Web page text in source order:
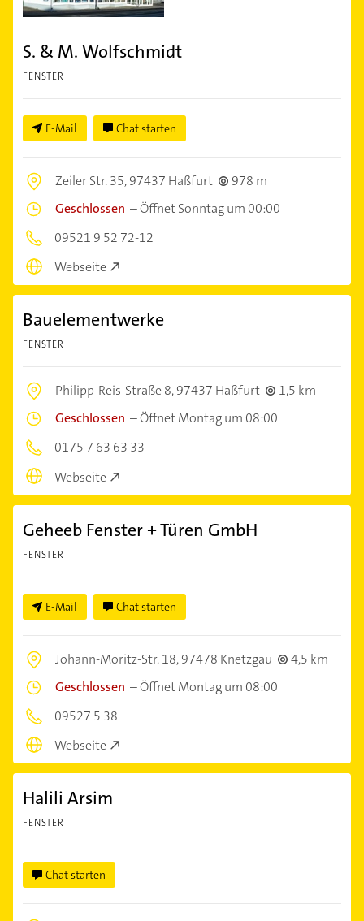
S. & M. Wolfschmidt
FENSTER
E-Mail Chat starten
Zeiler Str. 35,97437 Haßfurt
978 m
Geschlossen –Öffnet Sonntag um 00:00
09521 9 52 72-12
Webseite
Bauelementwerke
FENSTER
Philipp-Reis-Straße 8,97437 Haßfurt
1,5 km
Geschlossen –Öffnet Montag um 08:00
0175 7 63 63 33
Webseite
Geheeb Fenster + Türen GmbH
FENSTER
E-Mail Chat starten
Johann-Moritz-Str. 18,97478 Knetzgau
4,5 km
Geschlossen –Öffnet Montag um 08:00
09527 5 38
Webseite
Halili Arsim
FENSTER
Chat starten